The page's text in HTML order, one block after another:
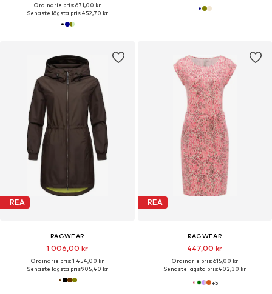
Ordinarie pris: 671,00 kr
Senaste lägsta pris:452,70 kr
REA
RAGWEAR
1 006,00 kr
Ordinarie pris: 1 454,00 kr
Senaste lägsta pris:905,40 kr
REA
RAGWEAR
447,00 kr
Ordinarie pris: 615,00 kr
Senaste lägsta pris:402,30 kr
+5